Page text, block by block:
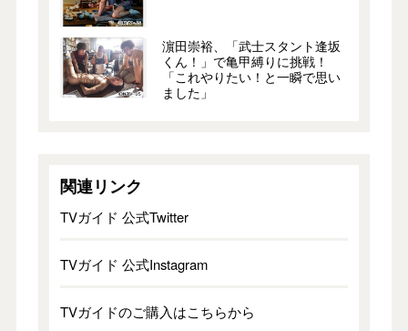
濵田崇裕、「武士スタント逢坂
くん！」で亀甲縛りに挑戦！
「これやりたい！と一瞬で思い
ました」
関連リンク
TVガイド 公式Twitter
TVガイド 公式Instagram
TVガイドのご購入はこちらから